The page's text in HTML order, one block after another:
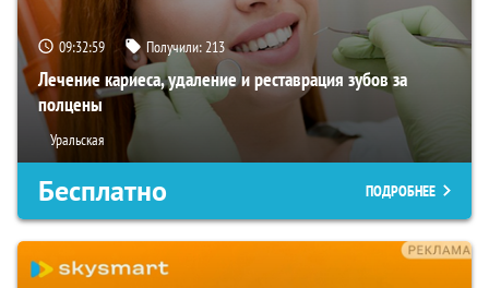
09:32:58 Получили:213
Лечение кариеса, удаление и реставрация зубов за
полцены
Уральская
Бесплатно ПОДРОБНЕЕ